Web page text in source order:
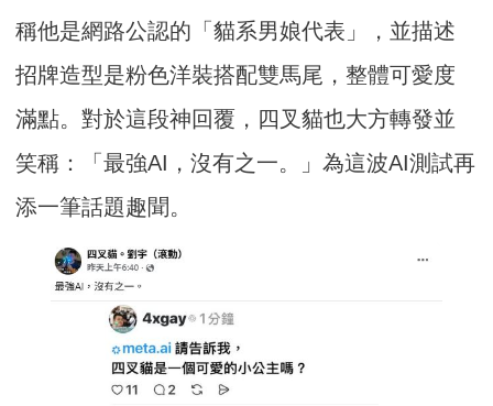
稱他是網路公認的「貓系男娘代表」，並描述
招牌造型是粉色洋裝搭配雙馬尾，整體可愛度
滿點。對於這段神回覆，四叉貓也大方轉發並
笑稱：「最強AI，沒有之一。」為這波AI測試再
添一筆話題趣聞。